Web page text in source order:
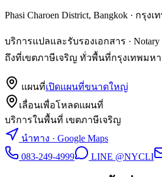
Phasi Charoen District, Bangkok · กรุงเ
บริการแปลและรับรองเอกสาร · Notary
ถึงที่เขตภาษีเจริญ ทั่วพื้นที่กรุงเทพมห
แผนที่เปิดแผนที่ขนาดใหญ่
เลื่อนเพื่อโหลดแผนที่
บริการในพื้นที่ เขตภาษีเจริญ
นำทาง · Google Maps
083-249-4999
LINE @NYCLI